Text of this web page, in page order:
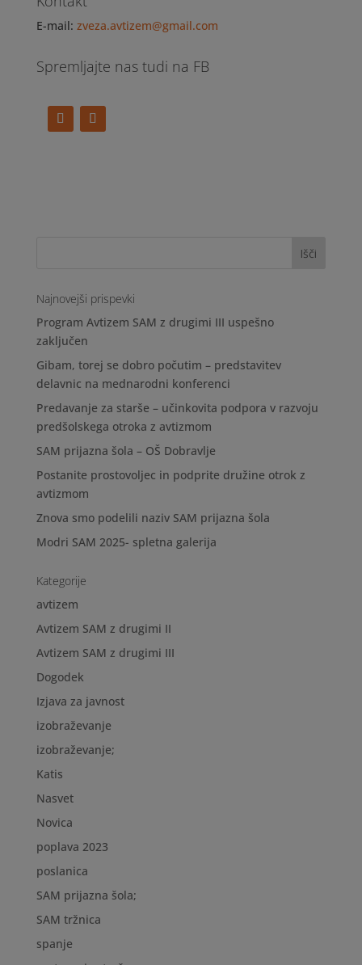
E-mail: zveza.avtizem@gmail.com
Spremljajte nas tudi na FB
Najnovejši prispevki
Program Avtizem SAM z drugimi III uspešno
zaključen
Gibam, torej se dobro počutim – predstavitev
delavnic na mednarodni konferenci
Predavanje za starše – učinkovita podpora v razvoju
predšolskega otroka z avtizmom
SAM prijazna šola – OŠ Dobravlje
Postanite prostovoljec in podprite družine otrok z
avtizmom
Znova smo podelili naziv SAM prijazna šola
Modri SAM 2025- spletna galerija
Kategorije
avtizem
Avtizem SAM z drugimi II
Avtizem SAM z drugimi III
Dogodek
Izjava za javnost
izobraževanje
izobraževanje;
Katis
Nasvet
Novica
poplava 2023
poslanica
SAM prijazna šola;
SAM tržnica
spanje